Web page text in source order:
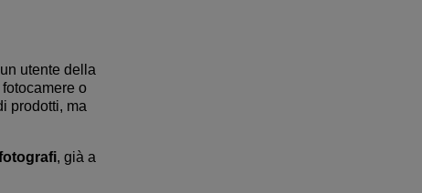
utente della
o
prodotti, ma
, già a